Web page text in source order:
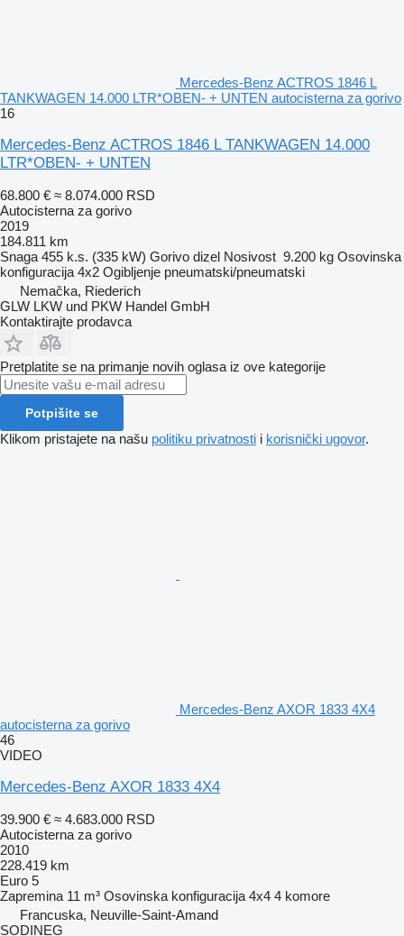
Mercedes-Benz ACTROS 1846 L
TANKWAGEN 14.000 LTR*OBEN- + UNTEN autocisterna za gorivo
16
Mercedes-Benz ACTROS 1846 L TANKWAGEN 14.000
LTR*OBEN- + UNTEN
68.800 € ≈ 8.074.000 RSD
Autocisterna za gorivo
2019
184.811 km
Snaga 455 k.s. (335 kW) Gorivo dizel Nosivost 9.200 kg Osovinska
konfiguracija 4x2 Ogibljenje pneumatski/pneumatski
Nemačka, Riederich
GLW LKW und PKW Handel GmbH
Kontaktirajte prodavca
Pretplatite se na primanje novih oglasa iz ove kategorije
Potpišite se
Klikom pristajete na našu politiku privatnosti i korisnički ugovor.
Mercedes-Benz AXOR 1833 4X4
autocisterna za gorivo
46
VIDEO
Mercedes-Benz AXOR 1833 4X4
39.900 € ≈ 4.683.000 RSD
Autocisterna za gorivo
2010
228.419 km
Euro 5
Zapremina 11 m³ Osovinska konfiguracija 4x4 4 komore
Francuska, Neuville-Saint-Amand
SODINEG